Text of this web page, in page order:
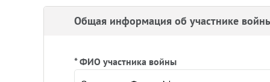
Общая информация об участнике
* ФИО участника войны